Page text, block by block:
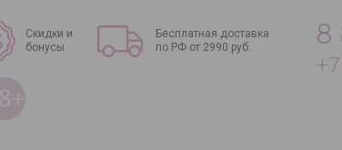
Скидки и
бонусы
Бесплатная доставка
по РФ от 2990 руб.
8